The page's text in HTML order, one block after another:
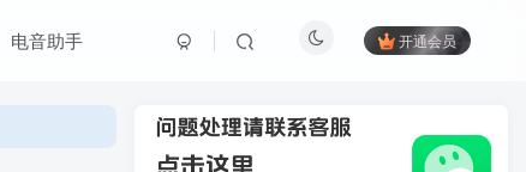
电音助手 开通会员